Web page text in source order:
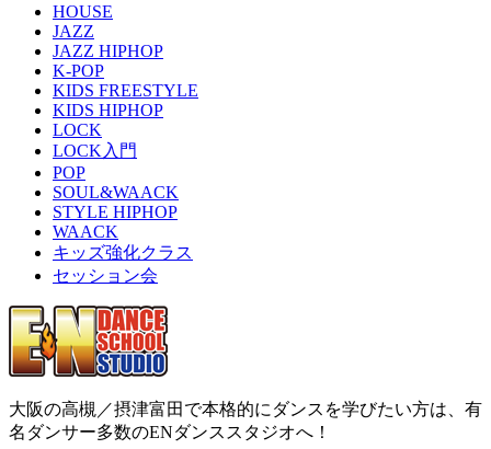
HOUSE
JAZZ
JAZZ HIPHOP
K-POP
KIDS FREESTYLE
KIDS HIPHOP
LOCK
LOCK入門
POP
SOUL&WAACK
STYLE HIPHOP
WAACK
キッズ強化クラス
セッション会
大阪の高槻／摂津富田で本格的にダンスを学びたい方は、有
名ダンサー多数のENダンススタジオへ！